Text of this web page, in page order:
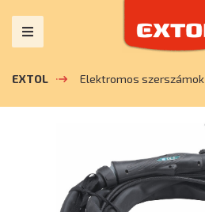
EXTOL Elektromos szerszámok